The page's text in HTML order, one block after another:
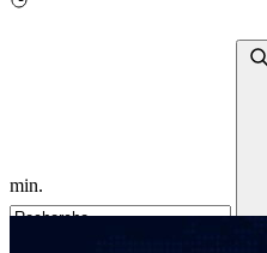
min.